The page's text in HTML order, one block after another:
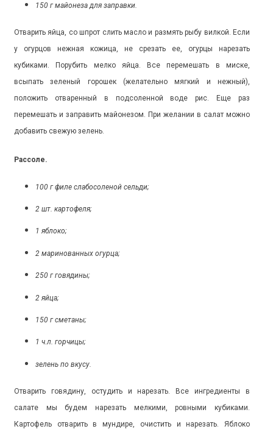
150 г майонеза для заправки.
Отварить яйца, со шпрот слить масло и размять рыбу вилкой. Если
у огурцов нежная кожица, не срезать ее, огурцы нарезать
кубиками. Порубить мелко яйца. Все перемешать в миске,
всыпать зеленый горошек (желательно мягкий и нежный),
положить отваренный в подсоленной воде рис. Еще раз
перемешать и заправить майонезом. При желании в салат можно
добавить свежую зелень.
Рассоле.
100 г филе слабосоленой сельди;
2 шт. картофеля;
1 яблоко;
2 маринованных огурца;
250 г говядины;
2 яйца;
150 г сметаны;
1 ч.л. горчицы;
зелень по вкусу.
Отварить говядину, остудить и нарезать. Все ингредиенты в
салате мы будем нарезать мелкими, ровными кубиками.
Картофель отварить в мундире, очистить и нарезать. Яблоко